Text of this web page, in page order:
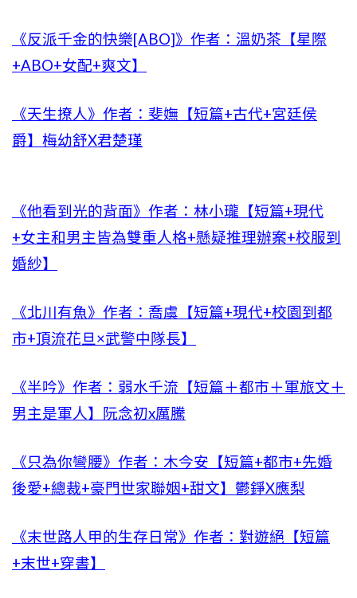
《反派千金的快樂[ABO]》作者：溫奶茶【星際
+ABO+女配+爽文】
《天生撩人》作者：斐嫵【短篇+古代+宮廷侯
爵】梅幼舒X君楚瑾
《他看到光的背面》作者：林小瓏【短篇+現代
+女主和男主皆為雙重人格+懸疑推理辦案+校服到
婚紗】
《北川有魚》作者：喬虞【短篇+現代+校園到都
市+頂流花旦×武警中隊長】
《半吟》作者：弱水千流【短篇＋都市＋軍旅文＋
男主是軍人】阮念初x厲騰
《只為你彎腰》作者：木今安【短篇+都市+先婚
後愛+總裁+豪門世家聯姻+甜文】鬱錚X應梨
《末世路人甲的生存日常》作者：對遊絕【短篇
+末世+穿書】